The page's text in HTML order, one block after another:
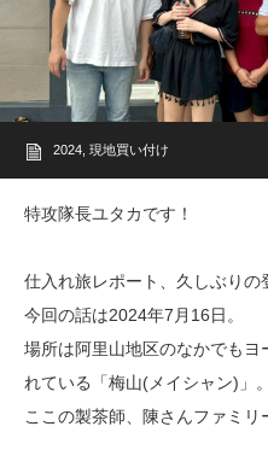
2024, 現地買い付け
特攻隊長ユタカです！
仕入れ旅レポート、久しぶりの
今回の話は2024年7月16日。
場所は阿里山地区のなかでも
れている「梅山(メイシャン)」。
ここの製茶師、陳さんファミリ